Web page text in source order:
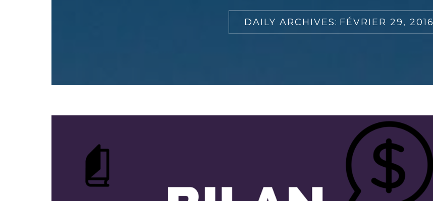
DAILY ARCHIVES: FÉVRIER 29, 2016